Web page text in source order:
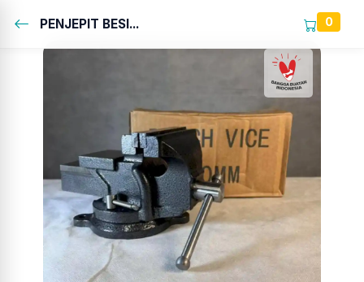
PENJEPIT BESI... 0